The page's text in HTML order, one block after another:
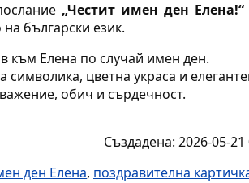
„Честит имен ден Елена!“
български език.
към Елена по случай имен ден.
символика, цветна украса и
обич и сърдечност.
Създадена: 2026-05-21
ден Елена, поздравителна